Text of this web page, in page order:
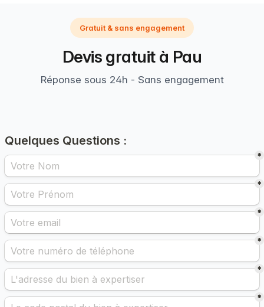
Gratuit & sans engagement
Devis gratuit à Pau
Réponse sous 24h - Sans engagement